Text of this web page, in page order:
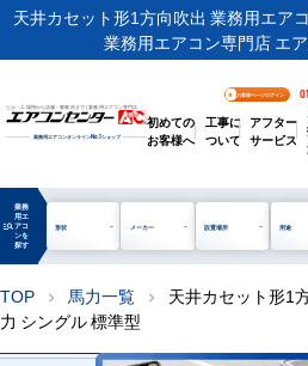
天井カセット形1方向吹出 業務用エア
業務用エアコン専門店 エ
ビル・工場用から店舗・事務所まで | 業務用エアコン専門店
業務用エアコンオンラインNo.1ショップ
お客様ページログイン
初めての
お客様へ
工事に
ついて
アフター
サービス
manage_search
業務
用エ
アコ
ンを
探す
形状 メーカー 設置場所 用途
TOP chevron_right 馬力一覧 chevron_right
天井カセット形1
力 シングル 標準型